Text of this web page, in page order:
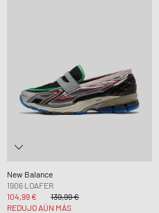
New Balance
1906 LOAFER
104,99 €
139,99 €
REDUJO AÚN MÁS